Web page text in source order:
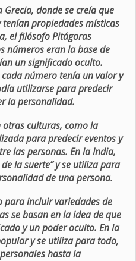
Grecia, donde se creía que
propiedades místicas
el filósofo Pitágoras
números eran la base de
un significado oculto.
número tenía un valor y
utilizarse para predecir
la personalidad.
culturas, como la
para predecir eventos y
las personas. En la India,
la suerte” y se utiliza para
de una persona.
para incluir variedades de
se basan en la idea de que
y un poder oculto. En la
y se utiliza para todo,
hasta la